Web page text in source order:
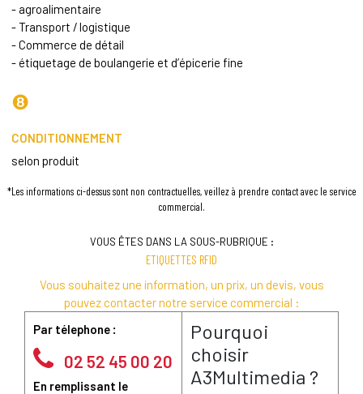
- agroalimentaire
- Transport / logistique
- Commerce de détail
- étiquetage de boulangerie et d’épicerie fine
❽
CONDITIONNEMENT
selon produit
*Les informations ci-dessus sont non contractuelles, veillez à prendre contact avec le service
commercial.
VOUS ÊTES DANS LA SOUS-RUBRIQUE :
ETIQUETTES RFID
Vous souhaitez une information, un prix, un devis, vous
pouvez contacter notre service commercial :
Par télephone :
02 52 45 00 20
En remplissant le
Pourquoi
choisir
A3Multimedia ?